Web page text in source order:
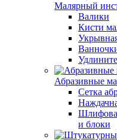
Малярный
Валики
Кисти
Абразивные
Сетка
и блоки